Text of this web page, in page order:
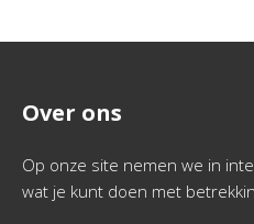
Over ons
Op onze site nemen we in
wat je kunt doen met